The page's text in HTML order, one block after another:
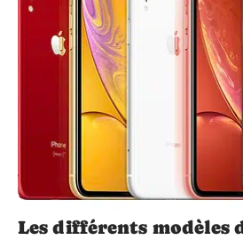
Les différents modèles